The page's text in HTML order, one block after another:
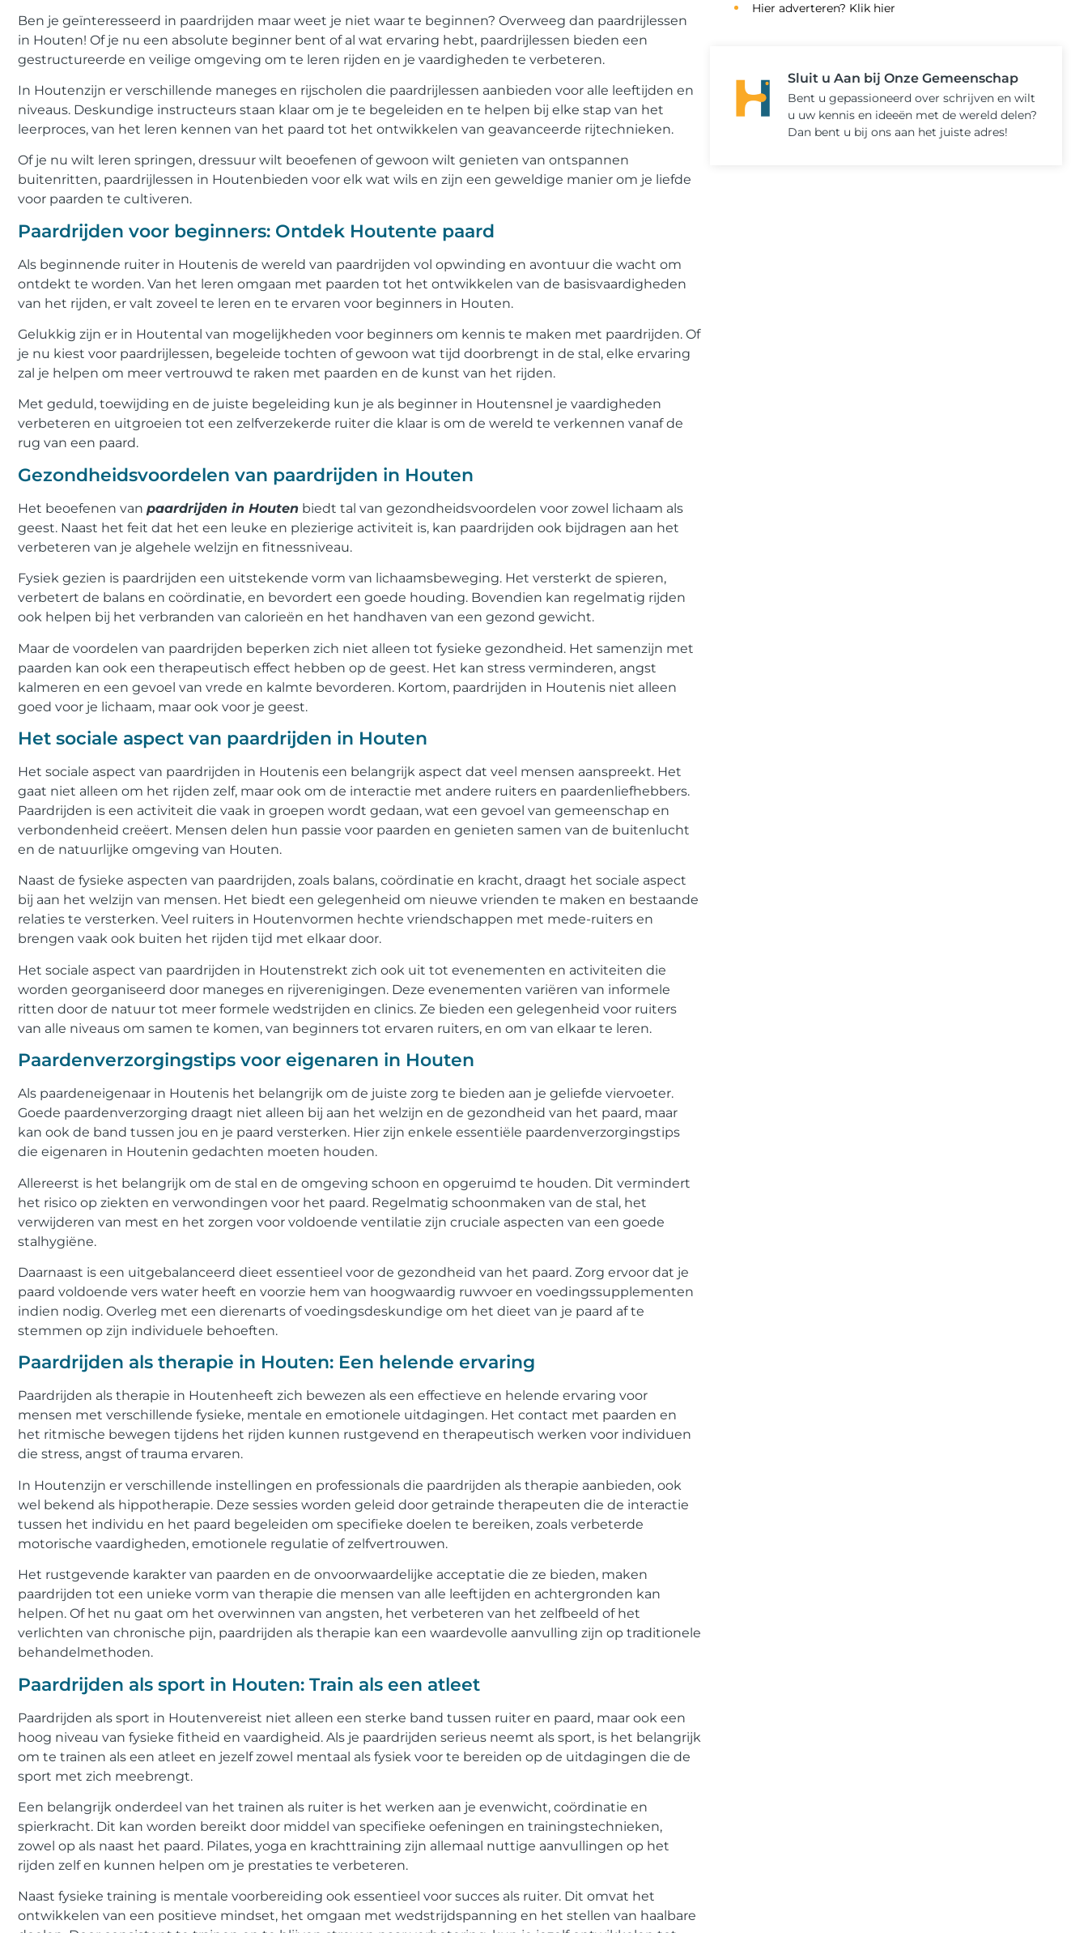
Ben je geïnteresseerd in paardrijden maar weet je niet waar te beginnen? Overweeg dan paardrijlessen
in Houten! Of je nu een absolute beginner bent of al wat ervaring hebt, paardrijlessen bieden een
gestructureerde en veilige omgeving om te leren rijden en je vaardigheden te verbeteren.
In Houtenzijn er verschillende maneges en rijscholen die paardrijlessen aanbieden voor alle leeftijden en
niveaus. Deskundige instructeurs staan klaar om je te begeleiden en te helpen bij elke stap van het
leerproces, van het leren kennen van het paard tot het ontwikkelen van geavanceerde rijtechnieken.
Of je nu wilt leren springen, dressuur wilt beoefenen of gewoon wilt genieten van ontspannen
buitenritten, paardrijlessen in Houtenbieden voor elk wat wils en zijn een geweldige manier om je liefde
voor paarden te cultiveren.
Paardrijden voor beginners: Ontdek Houtente paard
Als beginnende ruiter in Houtenis de wereld van paardrijden vol opwinding en avontuur die wacht om
ontdekt te worden. Van het leren omgaan met paarden tot het ontwikkelen van de basisvaardigheden
van het rijden, er valt zoveel te leren en te ervaren voor beginners in Houten.
Gelukkig zijn er in Houtental van mogelijkheden voor beginners om kennis te maken met paardrijden. Of
je nu kiest voor paardrijlessen, begeleide tochten of gewoon wat tijd doorbrengt in de stal, elke ervaring
zal je helpen om meer vertrouwd te raken met paarden en de kunst van het rijden.
Met geduld, toewijding en de juiste begeleiding kun je als beginner in Houtensnel je vaardigheden
verbeteren en uitgroeien tot een zelfverzekerde ruiter die klaar is om de wereld te verkennen vanaf de
rug van een paard.
Gezondheidsvoordelen van paardrijden in Houten
Het beoefenen van paardrijden in Houten biedt tal van gezondheidsvoordelen voor zowel lichaam als
geest. Naast het feit dat het een leuke en plezierige activiteit is, kan paardrijden ook bijdragen aan het
verbeteren van je algehele welzijn en fitnessniveau.
Fysiek gezien is paardrijden een uitstekende vorm van lichaamsbeweging. Het versterkt de spieren,
verbetert de balans en coördinatie, en bevordert een goede houding. Bovendien kan regelmatig rijden
ook helpen bij het verbranden van calorieën en het handhaven van een gezond gewicht.
Maar de voordelen van paardrijden beperken zich niet alleen tot fysieke gezondheid. Het samenzijn met
paarden kan ook een therapeutisch effect hebben op de geest. Het kan stress verminderen, angst
kalmeren en een gevoel van vrede en kalmte bevorderen. Kortom, paardrijden in Houtenis niet alleen
goed voor je lichaam, maar ook voor je geest.
Het sociale aspect van paardrijden in Houten
Het sociale aspect van paardrijden in Houtenis een belangrijk aspect dat veel mensen aanspreekt. Het
gaat niet alleen om het rijden zelf, maar ook om de interactie met andere ruiters en paardenliefhebbers.
Paardrijden is een activiteit die vaak in groepen wordt gedaan, wat een gevoel van gemeenschap en
verbondenheid creëert. Mensen delen hun passie voor paarden en genieten samen van de buitenlucht
en de natuurlijke omgeving van Houten.
Naast de fysieke aspecten van paardrijden, zoals balans, coördinatie en kracht, draagt het sociale aspect
bij aan het welzijn van mensen. Het biedt een gelegenheid om nieuwe vrienden te maken en bestaande
relaties te versterken. Veel ruiters in Houtenvormen hechte vriendschappen met mede-ruiters en
brengen vaak ook buiten het rijden tijd met elkaar door.
Het sociale aspect van paardrijden in Houtenstrekt zich ook uit tot evenementen en activiteiten die
worden georganiseerd door maneges en rijverenigingen. Deze evenementen variëren van informele
ritten door de natuur tot meer formele wedstrijden en clinics. Ze bieden een gelegenheid voor ruiters
van alle niveaus om samen te komen, van beginners tot ervaren ruiters, en om van elkaar te leren.
Paardenverzorgingstips voor eigenaren in Houten
Als paardeneigenaar in Houtenis het belangrijk om de juiste zorg te bieden aan je geliefde viervoeter.
Goede paardenverzorging draagt niet alleen bij aan het welzijn en de gezondheid van het paard, maar
kan ook de band tussen jou en je paard versterken. Hier zijn enkele essentiële paardenverzorgingstips
die eigenaren in Houtenin gedachten moeten houden.
Allereerst is het belangrijk om de stal en de omgeving schoon en opgeruimd te houden. Dit vermindert
het risico op ziekten en verwondingen voor het paard. Regelmatig schoonmaken van de stal, het
verwijderen van mest en het zorgen voor voldoende ventilatie zijn cruciale aspecten van een goede
stalhygiëne.
Daarnaast is een uitgebalanceerd dieet essentieel voor de gezondheid van het paard. Zorg ervoor dat je
paard voldoende vers water heeft en voorzie hem van hoogwaardig ruwvoer en voedingssupplementen
indien nodig. Overleg met een dierenarts of voedingsdeskundige om het dieet van je paard af te
stemmen op zijn individuele behoeften.
Paardrijden als therapie in Houten: Een helende ervaring
Paardrijden als therapie in Houtenheeft zich bewezen als een effectieve en helende ervaring voor
mensen met verschillende fysieke, mentale en emotionele uitdagingen. Het contact met paarden en
het ritmische bewegen tijdens het rijden kunnen rustgevend en therapeutisch werken voor individuen
die stress, angst of trauma ervaren.
In Houtenzijn er verschillende instellingen en professionals die paardrijden als therapie aanbieden, ook
wel bekend als hippotherapie. Deze sessies worden geleid door getrainde therapeuten die de interactie
tussen het individu en het paard begeleiden om specifieke doelen te bereiken, zoals verbeterde
motorische vaardigheden, emotionele regulatie of zelfvertrouwen.
Het rustgevende karakter van paarden en de onvoorwaardelijke acceptatie die ze bieden, maken
paardrijden tot een unieke vorm van therapie die mensen van alle leeftijden en achtergronden kan
helpen. Of het nu gaat om het overwinnen van angsten, het verbeteren van het zelfbeeld of het
verlichten van chronische pijn, paardrijden als therapie kan een waardevolle aanvulling zijn op traditionele
behandelmethoden.
Paardrijden als sport in Houten: Train als een atleet
Paardrijden als sport in Houtenvereist niet alleen een sterke band tussen ruiter en paard, maar ook een
hoog niveau van fysieke fitheid en vaardigheid. Als je paardrijden serieus neemt als sport, is het belangrijk
om te trainen als een atleet en jezelf zowel mentaal als fysiek voor te bereiden op de uitdagingen die de
sport met zich meebrengt.
Een belangrijk onderdeel van het trainen als ruiter is het werken aan je evenwicht, coördinatie en
spierkracht. Dit kan worden bereikt door middel van specifieke oefeningen en trainingstechnieken,
zowel op als naast het paard. Pilates, yoga en krachttraining zijn allemaal nuttige aanvullingen op het
rijden zelf en kunnen helpen om je prestaties te verbeteren.
Naast fysieke training is mentale voorbereiding ook essentieel voor succes als ruiter. Dit omvat het
ontwikkelen van een positieve mindset, het omgaan met wedstrijdspanning en het stellen van haalbare
Hier adverteren? Klik hier
Sluit u Aan bij Onze Gemeenschap
Bent u gepassioneerd over schrijven en wilt
u uw kennis en ideeën met de wereld delen?
Dan bent u bij ons aan het juiste adres!